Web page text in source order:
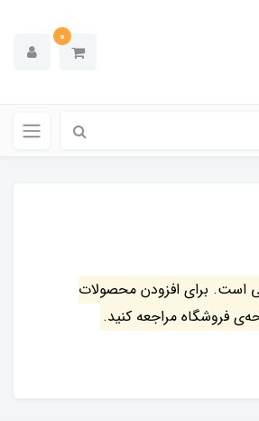
0
است. برای افزودن محصولات
فروشگاه مراجعه کنید.